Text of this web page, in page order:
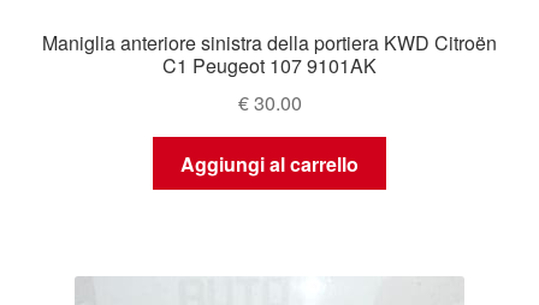
Maniglia anteriore sinistra della portiera KWD Citroën
C1 Peugeot 107 9101AK
€30.00
Aggiungi al carrello